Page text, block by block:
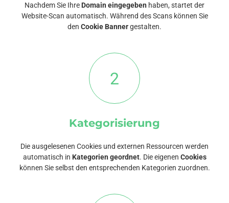
Nachdem Sie Ihre Domain eingegeben haben, startet der
Website-Scan automatisch. Während des Scans können Sie
den Cookie Bannergestalten.
2
Kategorisierung
Die ausgelesenen Cookies und externen Ressourcen werden
automatisch in Kategorien geordnet. Die eigenen Cookies
können Sie selbst den entsprechenden Kategorien zuordnen.